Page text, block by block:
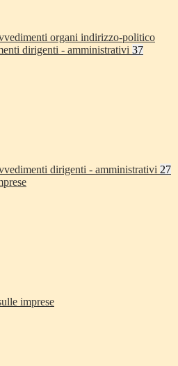
organi indirizzo-politico
dirigenti - amministrativi 37
dirigenti - amministrativi 27
imprese